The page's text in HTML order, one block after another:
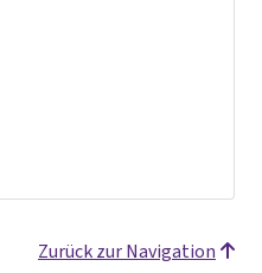
Zurück zur Navigation